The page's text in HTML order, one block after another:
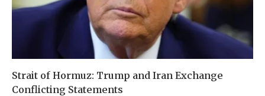
Strait of Hormuz: Trump and Iran Exchange
Conflicting Statements